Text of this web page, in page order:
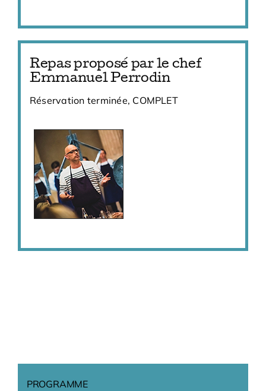
Repas proposé par le chef
Emmanuel Perrodin
Réservation terminée, COMPLET
PROGRAMME